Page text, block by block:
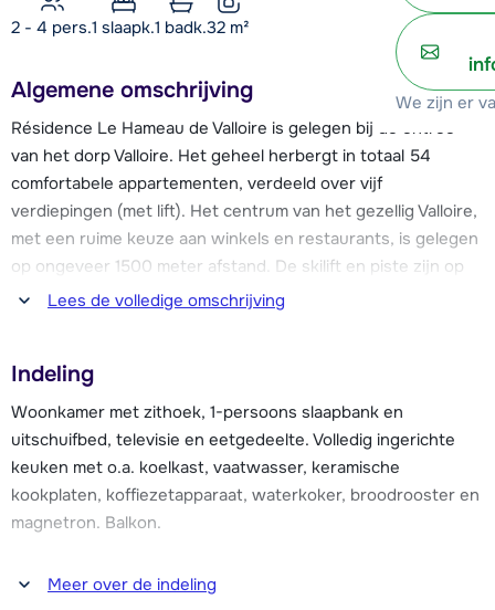
We zijn er
2 - 4 pers.1 slaapk.1 badk.32 m²
Algemene omschrijving
Résidence Le Hameau de Valloire is gelegen bij de entree
van het dorp Valloire. Het geheel herbergt in totaal 54
comfortabele appartementen, verdeeld over vijf
verdiepingen (met lift). Het centrum van het gezellig Valloire,
met een ruime keuze aan winkels en restaurants, is gelegen
op ongeveer 1500 meter afstand. De skilift en piste zijn op
ca. 1200 meter van Le Hameau du Valloire te vinden. Voor de
De résidence beschikt over een wasserette, een
gezamenlijke skiberging en over diverse luxe faciliteiten
zoals een overdekt en verwarmd zwembad (8 x 14 meter),
hammam en sauna (vanaf 16 jaar) en een fitnessruimte.
Verder vind je er een squashbaan.
mogelijk.
Lees de volledige omschrijving
Indeling
Woonkamer met zithoek, 1-persoons slaapbank en
uitschuifbed, televisie en eetgedeelte. Volledig ingerichte
keuken met o.a. koelkast, vaatwasser, keramische
kookplaten, koffiezetapparaat, waterkoker, broodrooster en
magnetron. Balkon.
Slaapkamer met een 2-persoonsbed. Badkamer met bad of
Meer over de indeling